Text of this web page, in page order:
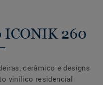
ICONIK 260
cerâmico e designs
vinílico residencial